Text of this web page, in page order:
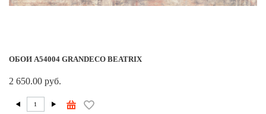
ОБОИ A54004 GRANDECO BEATRIX
2 650.00 руб.